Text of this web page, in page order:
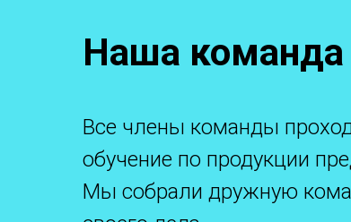
Наша команда
Все члены команды
обучение по продукции
Мы собрали дружную